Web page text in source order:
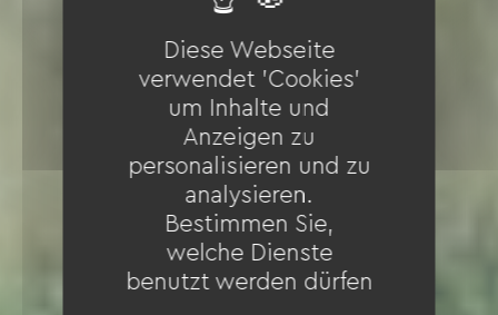
Diese Webseite
verwendet 'Cookies'
um Inhalte und
Anzeigen zu
personalisieren und zu
analysieren.
Bestimmen Sie,
welche Dienste
benutzt werden dürfen